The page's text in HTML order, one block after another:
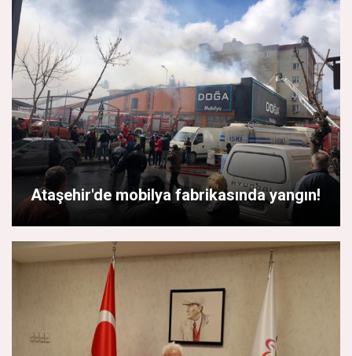
Ataşehir'de mobilya fabrikasında yangın!